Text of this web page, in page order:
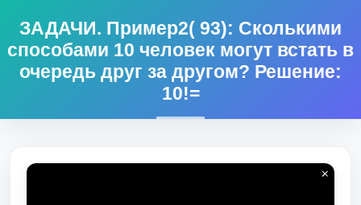
ЗАДАЧИ. Пример2( 93): Сколькими
способами 10 человек могут встать в
очередь друг за другом? Решение:
10!=